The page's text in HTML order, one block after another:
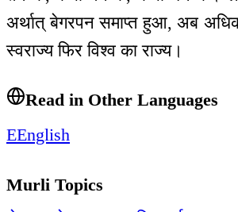
अर्थात् बेगरपन समाप्त हुआ, अब
स्वराज्य फिर विश्व का राज्य।
Read in Other Languages
EEnglish
Murli Topics